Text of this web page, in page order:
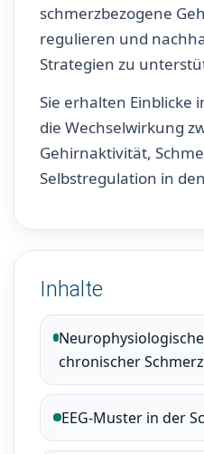
schmerzbezogene
regulieren und
Strategien zu
Sie erhalten Einblicke
die Wechselwirkung
Gehirnaktivität,
Selbstregulation in
Inhalte
chronischer
EEG-Muster in der